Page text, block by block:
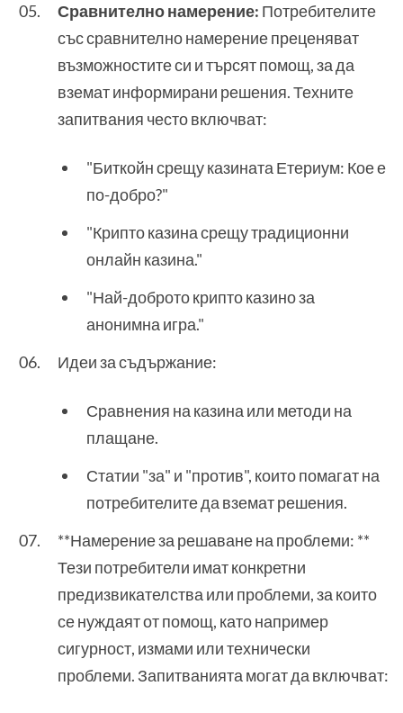
Сравнително намерение: Потребителите
със сравнително намерение преценяват
възможностите си и търсят помощ, за да
вземат информирани решения. Техните
запитвания често включват:
"Биткойн срещу казината Етериум: Кое е
по-добро?"
"Крипто казина срещу традиционни
онлайн казина."
"Най-доброто крипто казино за
анонимна игра."
Идеи за съдържание:
Сравнения на казина или методи на
плащане.
Статии "за" и "против", които помагат на
потребителите да вземат решения.
**Намерение за решаване на проблеми: **
Тези потребители имат конкретни
предизвикателства или проблеми, за които
се нуждаят от помощ, като например
сигурност, измами или технически
проблеми. Запитванията могат да включват: